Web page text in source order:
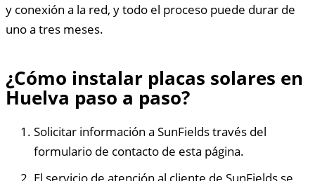
y conexión a la red, y todo el proceso puede durar de
uno a tres meses.
¿Cómo instalar placas solares en
Huelva paso a paso?
Solicitar información a SunFields través del
formulario de contacto de esta página.